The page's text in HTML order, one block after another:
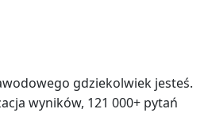
gdziekolwiek jesteś.
wyników, 121 000+ pytań